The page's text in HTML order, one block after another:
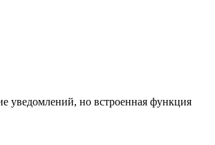
уведомлений, но встроенная функция